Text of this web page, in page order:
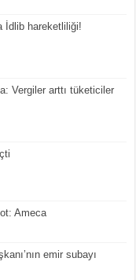
İdlib hareketliliği!
Vergiler arttı tüketiciler
Ameca
emir subayı